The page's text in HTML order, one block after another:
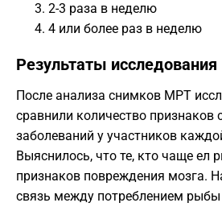
2-3 раза в неделю
4 или более раз в неделю
Результаты исследования
После анализа снимков МРТ
сравнили количество признаков
заболеваний у участников
Выяснилось, что те, кто чаще ел
признаков повреждения мозга.
связь между потреблением